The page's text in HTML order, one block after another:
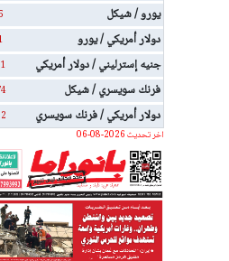
يورو / شيكل
دولار أمريكي / يورو
جنيه إسترليني / دولار أمريكي
فرنك سويسري / شيكل
دولار أمريكي / فرنك سويسري
اخر تحديث 2026-08-06